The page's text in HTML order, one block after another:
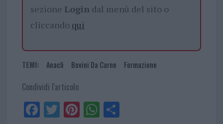
sezione Logindal menù del sito o
cliccando qui
TEMI: Anacli Bovini Da Carne Formazione
Condividi l'articolo
Fa TwPi W Sh